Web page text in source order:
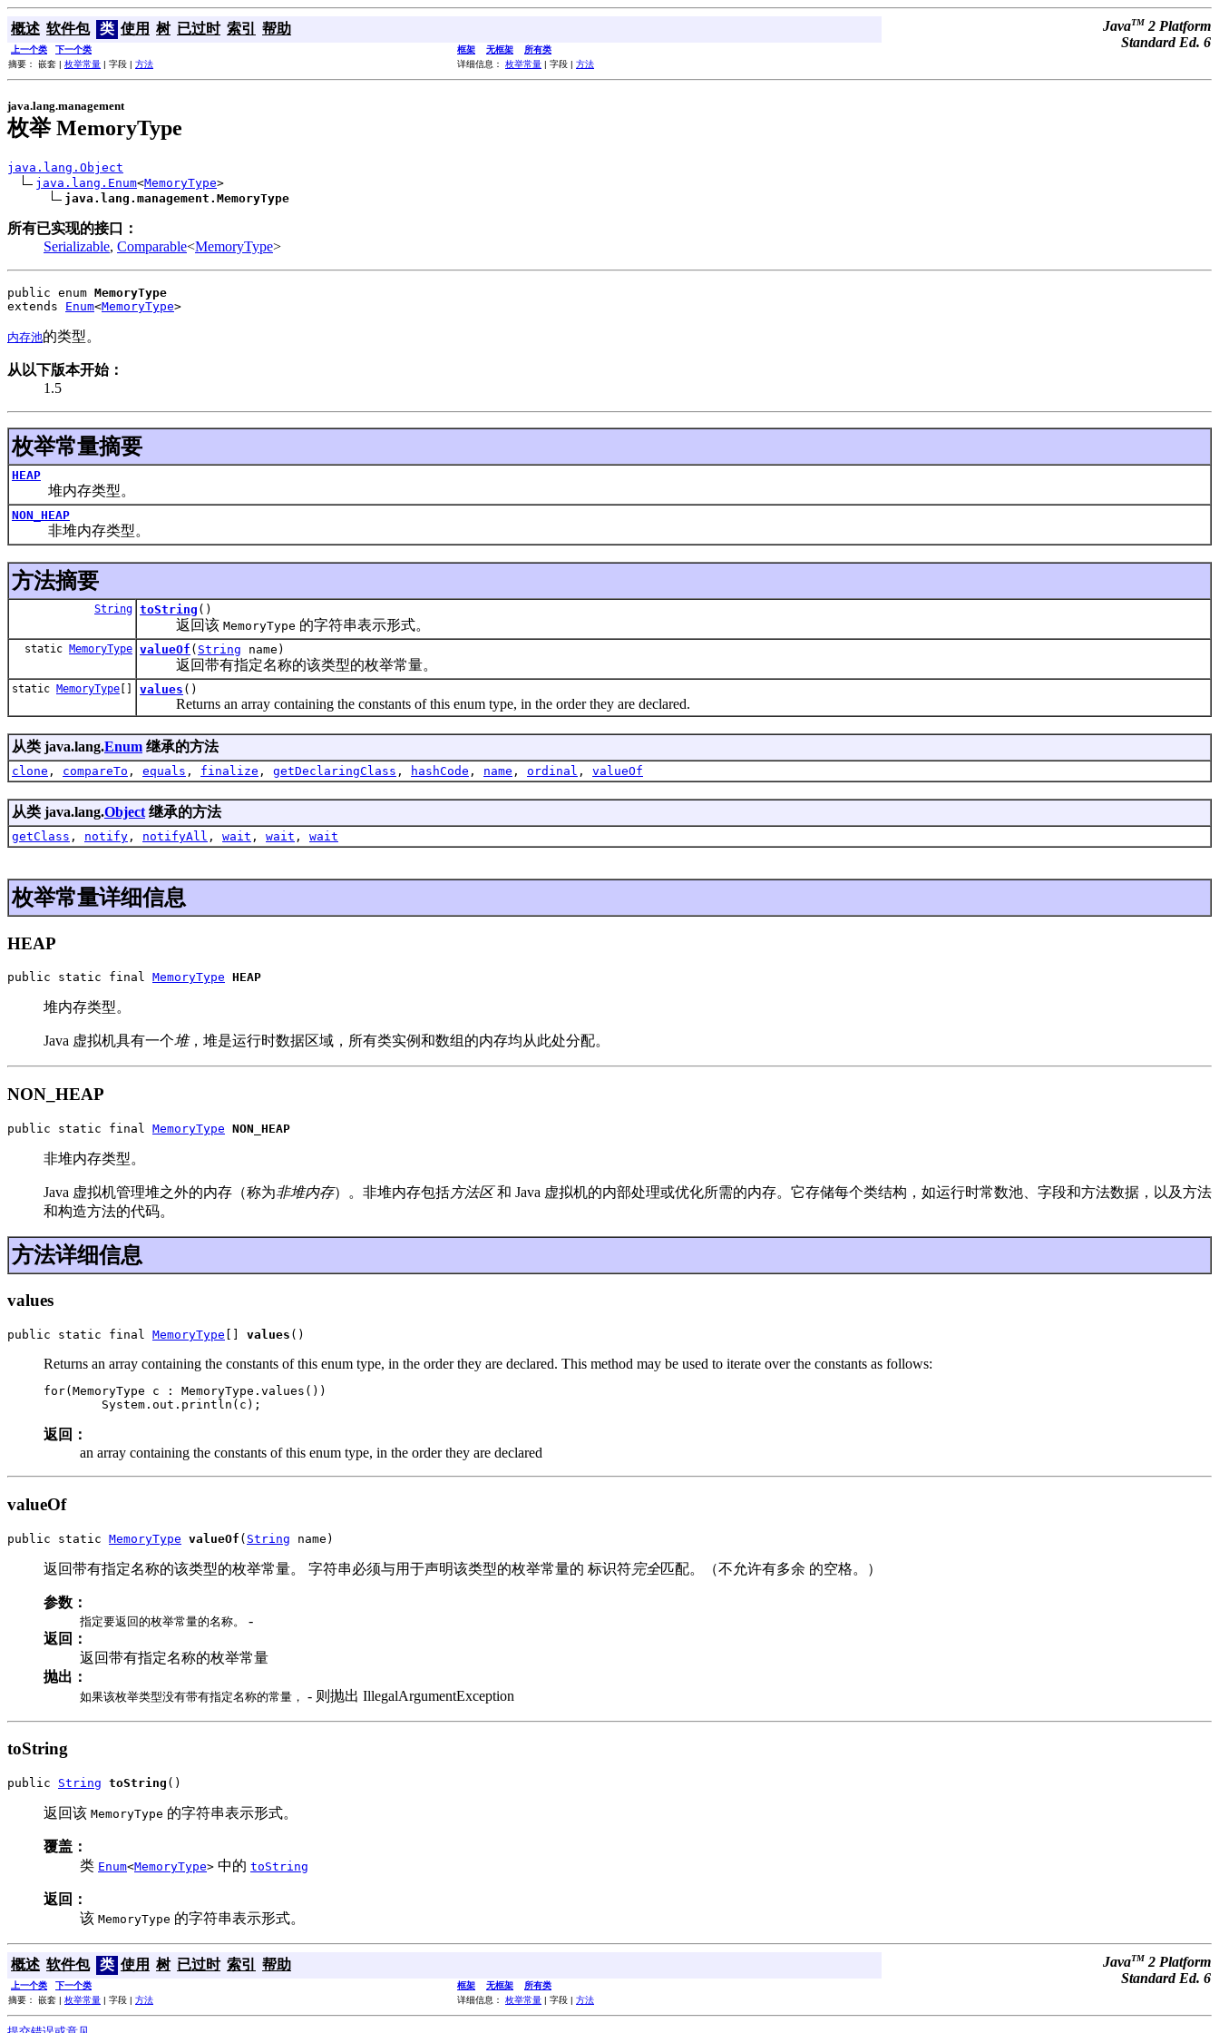
概述 软件包 类 使用 树 已过时 索引 帮助 JavaTM 2 Platform
Standard Ed. 6
上一个类 下一个类 框架 无框架
所有类
摘要： 嵌套 | 枚举常量 | 字段 | 方法 详细信息： 枚举常量 | 字段 | 方法
java.lang.management
枚举 MemoryType
java.lang.Object
java.lang.Enum<MemoryType>
java.lang.management.MemoryType
所有已实现的接口：
Serializable, Comparable<MemoryType>
public enum MemoryType
extends Enum<MemoryType>
内存池的类型。
从以下版本开始：
1.5
枚举常量摘要
HEAP
堆内存类型。
NON_HEAP
非堆内存类型。
方法摘要
String toString ()
返回该 MemoryType 的字符串表示形式。
static MemoryType valueOf ( String name)
返回带有指定名称的该类型的枚举常量。
static MemoryType [] values ()
Returns an array containing the constants of this enum type, in the order they are declared.
从类 java.lang.Enum 继承的方法
clone , compareTo , equals , finalize , getDeclaringClass , hashCode , name , ordinal , valueOf
从类 java.lang.Object 继承的方法
getClass , notify , notifyAll , wait , wait , wait
枚举常量详细信息
HEAP
public static final MemoryType HEAP
堆内存类型。
Java 虚拟机具有一个堆，堆是运行时数据区域，所有类实例和数组的内存均从此处分配。
NON_HEAP
public static final MemoryType NON_HEAP
非堆内存类型。
Java 虚拟机管理堆之外的内存（称为非堆内存）。非堆内存包括方法区和 Java 虚拟机的内部处理或优化所需的内存。它存储每个类结构，如运行时常数池、字段和方法数据，以及方法
和构造方法的代码。
方法详细信息
values
public static final MemoryType values ()
Returns an array containing the constants of this enum type, in the order they are declared. This method may be used to iterate over the constants as follows:
for(MemoryType c : MemoryType.values())
返回：
an array containing the constants of this enum type, in the order they are declared
valueOf
public static MemoryType valueOf ( String name)
返回带有指定名称的该类型的枚举常量。 字符串必须与用于声明该类型的枚举常量的 标识符完全匹配。（不允许有多余 的空格。）
参数：
指定要返回的枚举常量的名称。
-
返回：
返回带有指定名称的枚举常量
抛出：
如果该枚举类型没有带有指定名称的常量， - 则抛出 IllegalArgumentException
toString
public String toString ()
返回该 MemoryType 的字符串表示形式。
覆盖：
类 Enum<MemoryType> 中的 toString
返回：
该 MemoryType 的字符串表示形式。
概述 软件包 类 使用 树 已过时 索引 帮助 JavaTM 2 Platform
Standard Ed. 6
上一个类 下一个类 框架 无框架
所有类
摘要： 嵌套 | 枚举常量 | 字段 | 方法 详细信息： 枚举常量 | 字段 | 方法